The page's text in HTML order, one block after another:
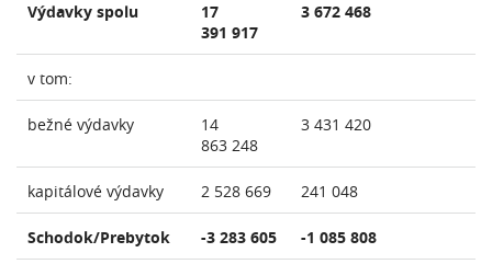
Výdavky spolu
17
391 917
3 672 468
v tom:
bežné výdavky
14
863 248
3 431 420
kapitálové výdavky 2 528 669 241 048
Schodok/Prebytok -3 283 605 -1 085 808